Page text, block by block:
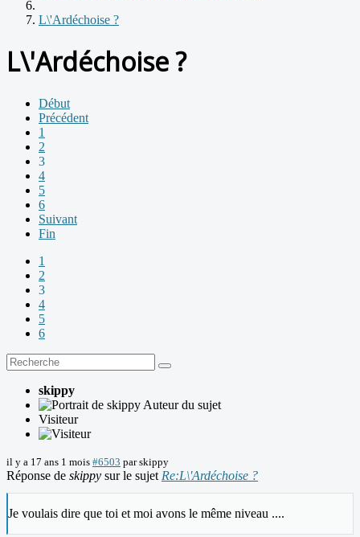
L\'Ardéchoise ?
L\'Ardéchoise ?
Début
Précédent
1
2
3
4
5
6
Suivant
Fin
1
2
3
4
5
6
skippy
Auteur du sujet
Visiteur
il y a 17 ans 1 mois #6503 parskippy
Réponse de skippy sur le sujet Re:L\'Ardéchoise ?
Je voulais dire que toi et moi avons le même niveau ....